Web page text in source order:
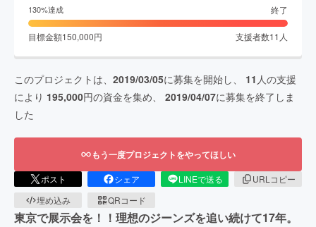
130%達成 終了
目標金額150,000円 支援者数11 人
このプロジェクトは、 2019/03/05に募集を開始し、 11 人の支援
により 195,000円の資金を集め、 2019/04/07に募集を終了しま
した
もう一度プロジェクトをやってほしい
ポスト シェア LINEで送る
URLコピー
埋め込み
QRコード
東京で展示会を！！理想のジーンズを追い続けて17年。